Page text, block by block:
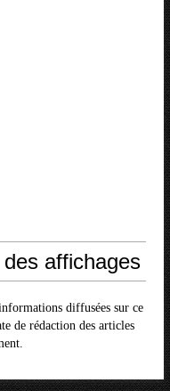
affichages
diffusées sur ce
de rédaction des articles